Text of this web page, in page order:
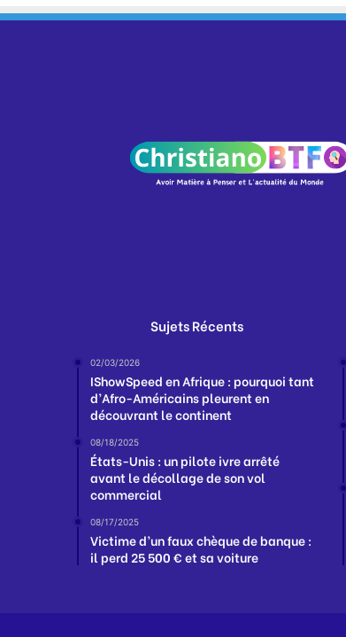
Sujets Récents
02/03/2026
IShowSpeed en Afrique : pourquoi tant
d’Afro-Américains pleurent en
découvrant le continent
08/18/2025
États-Unis : un pilote ivre arrêté
avant le décollage de son vol
commercial
08/17/2025
Victime d’un faux chèque de banque :
il perd 25 500 € et sa voiture